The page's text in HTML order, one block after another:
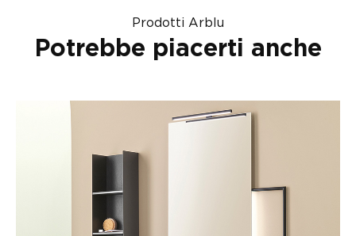
Prodotti Arblu
Potrebbe piacerti anche